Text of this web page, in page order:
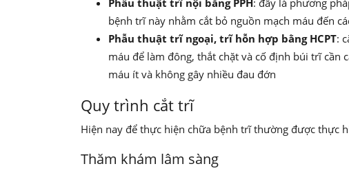
Phẫu thuật trĩ nội bằng PPH: đây là phương
bệnh trĩ này nhằm cắt bỏ nguồn mạch máu đến
Phẫu thuật trĩ ngoại, trĩ hỗn hợp bằng HCPT:
máu để làm đông, thắt chặt và cố định búi trĩ cần
máu ít và không gây nhiều đau đớn
Quy trình cắt trĩ
Hiện nay để thực hiện chữa bệnh trĩ thường được thực
Thăm khám lâm sàng